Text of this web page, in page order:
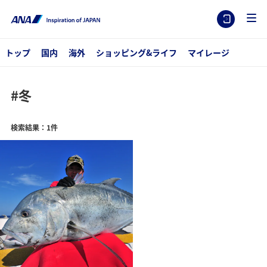
トップ 国内 海外 ショッピング&ライフ マイレージ
#冬
検索結果：1件